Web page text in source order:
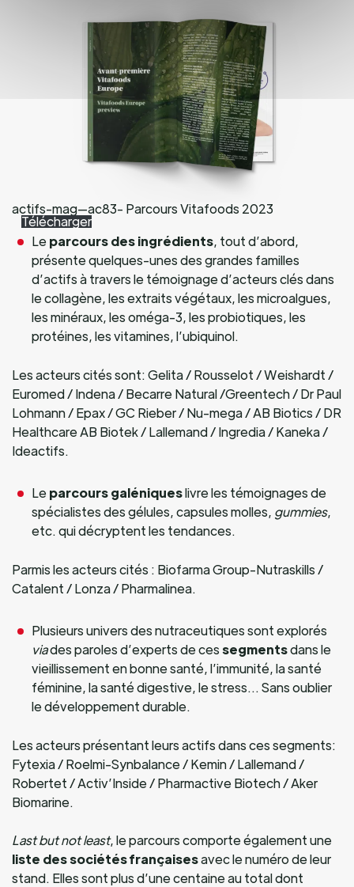
actifs-mag—ac83- Parcours Vitafoods 2023
Télécharger
Leparcours des ingrédients, tout d’abord,
présente quelques-unes des grandes familles
d’actifs à travers le témoignage d’acteurs clés dans
le collagène, les extraits végétaux, les microalgues,
les minéraux, les oméga-3, les probiotiques, les
protéines, les vitamines, l’ubiquinol.
Les acteurs cités sont: Gelita / Rousselot / Weishardt /
Euromed / Indena / Becarre Natural /Greentech / Dr Paul
Lohmann / Epax / GC Rieber / Nu-mega / AB Biotics / DR
Healthcare AB Biotek / Lallemand / Ingredia / Kaneka /
Ideactifs.
Leparcours galéniqueslivre les témoignages de
spécialistes des gélules, capsules molles, gummies,
etc. qui décryptent les tendances.
Parmis les acteurs cités : Biofarma Group-Nutraskills /
Catalent / Lonza / Pharmalinea.
Plusieurs univers des nutraceutiques sont explorés
viades paroles d’experts de cessegmentsdans le
vieillissement en bonne santé, l’immunité, la santé
féminine, la santé digestive, le stress… Sans oublier
le développement durable.
Les acteurs présentant leurs actifs dans ces segments:
Fytexia / Roelmi-Synbalance / Kemin / Lallemand /
Robertet / Activ’Inside / Pharmactive Biotech / Aker
Biomarine.
Last but not least, le parcours comporte également une
liste des sociétés françaisesavec le numéro de leur
stand. Elles sont plus d’une centaine au total dont